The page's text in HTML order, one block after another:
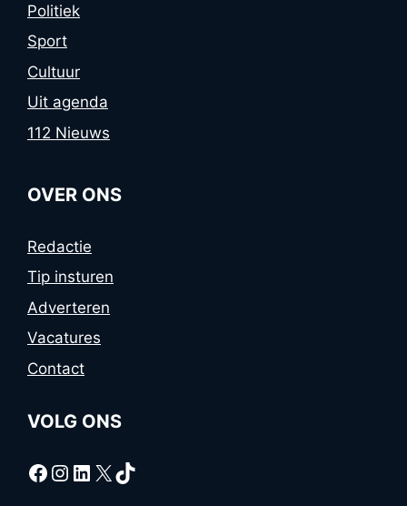
Politiek
Sport
Cultuur
Uit agenda
112 Nieuws
OVER ONS
Redactie
Tip insturen
Adverteren
Vacatures
Contact
VOLG ONS
Facebook
Instagram
LinkedIn
X TikTok